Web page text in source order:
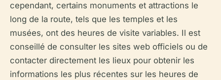
cependant, certains monuments et attractions le
long de la route, tels que les temples et les
musées, ont des heures de visite variables. Il est
conseillé de consulter les sites web officiels ou de
contacter directement les lieux pour obtenir les
informations les plus récentes sur les heures de